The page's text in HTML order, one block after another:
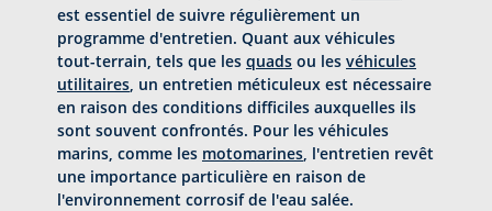
est essentiel de suivre régulièrement un
programme d'entretien. Quant aux véhicules
tout-terrain, tels que les quads ou les véhicules
utilitaires , un entretien méticuleux est nécessaire
en raison des conditions difficiles auxquelles ils
sont souvent confrontés. Pour les véhicules
marins, comme les motomarines , l'entretien revêt
une importance particulière en raison de
l'environnement corrosif de l'eau salée.